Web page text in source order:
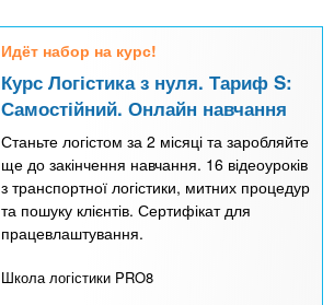
Идёт набор на курс!
Курс Логістика з нуля. Тариф S:
Самостійний. Онлайн навчання
Станьте логістом за 2 місяці та заробляйте
ще до закінчення навчання. 16 відеоуроків
з транспортної логістики, митних процедур
та пошуку клієнтів. Сертифікат для
працевлаштування.
Школа логістики PRO8